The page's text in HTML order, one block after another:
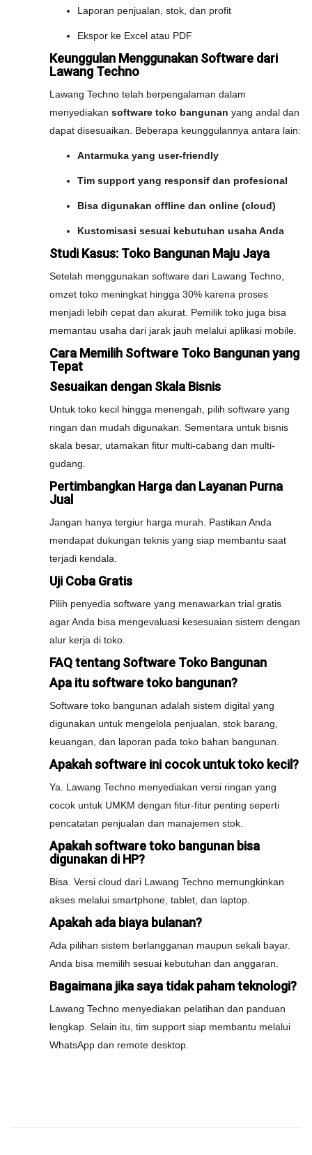
Laporan penjualan, stok, dan profit
Ekspor ke Excel atau PDF
Keunggulan Menggunakan Software dari
Lawang Techno
Lawang Techno telah berpengalaman dalam
menyediakan software toko bangunan yang andal dan
dapat disesuaikan. Beberapa keunggulannya antara lain:
Antarmuka yang user-friendly
Tim support yang responsif dan profesional
Bisa digunakan offline dan online (cloud)
Kustomisasi sesuai kebutuhan usaha Anda
Studi Kasus: Toko Bangunan Maju Jaya
Setelah menggunakan software dari Lawang Techno,
omzet toko meningkat hingga 30% karena proses
menjadi lebih cepat dan akurat. Pemilik toko juga bisa
memantau usaha dari jarak jauh melalui aplikasi mobile.
Cara Memilih Software Toko Bangunan yang
Tepat
Sesuaikan dengan Skala Bisnis
Untuk toko kecil hingga menengah, pilih software yang
ringan dan mudah digunakan. Sementara untuk bisnis
skala besar, utamakan fitur multi-cabang dan multi-
gudang.
Pertimbangkan Harga dan Layanan Purna
Jual
Jangan hanya tergiur harga murah. Pastikan Anda
mendapat dukungan teknis yang siap membantu saat
terjadi kendala.
Uji Coba Gratis
Pilih penyedia software yang menawarkan trial gratis
agar Anda bisa mengevaluasi kesesuaian sistem dengan
alur kerja di toko.
FAQ tentang Software Toko Bangunan
Apa itu software toko bangunan?
Software toko bangunan adalah sistem digital yang
digunakan untuk mengelola penjualan, stok barang,
keuangan, dan laporan pada toko bahan bangunan.
Apakah software ini cocok untuk toko kecil?
Ya. Lawang Techno menyediakan versi ringan yang
cocok untuk UMKM dengan fitur-fitur penting seperti
pencatatan penjualan dan manajemen stok.
Apakah software toko bangunan bisa
digunakan di HP?
Bisa. Versi cloud dari Lawang Techno memungkinkan
akses melalui smartphone, tablet, dan laptop.
Apakah ada biaya bulanan?
Ada pilihan sistem berlangganan maupun sekali bayar.
Anda bisa memilih sesuai kebutuhan dan anggaran.
Bagaimana jika saya tidak paham teknologi?
Lawang Techno menyediakan pelatihan dan panduan
lengkap. Selain itu, tim support siap membantu melalui
WhatsApp dan remote desktop.